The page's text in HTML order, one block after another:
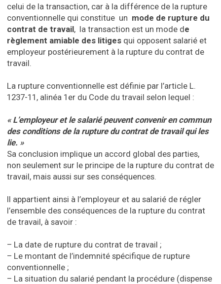
celui de la transaction, car à la différence de la rupture
conventionnelle qui constitue un mode de rupture du
contrat de travail, la transaction est un mode de
règlement amiable des litiges qui opposent salarié et
employeur postérieurement à la rupture du contrat de
travail.
La rupture conventionnelle est définie par l’article L.
1237-11, alinéa 1er du Code du travail selon lequel :
« L’employeur et le salarié peuvent convenir en commun
des conditions de la rupture du contrat de travail qui les
lie. »
Sa conclusion implique un accord global des parties,
non seulement sur le principe de la rupture du contrat de
travail, mais aussi sur ses conséquences.
Il appartient ainsi à l’employeur et au salarié de régler
l’ensemble des conséquences de la rupture du contrat
de travail, à savoir :
– La date de rupture du contrat de travail ;
– Le montant de l’indemnité spécifique de rupture
conventionnelle ;
– La situation du salarié pendant la procédure (dispense